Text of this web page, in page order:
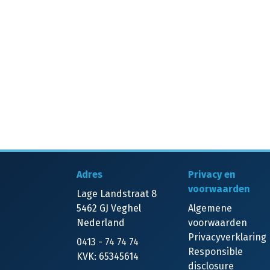
Adres
Lage Landstraat 8
5462 GJ Veghel
Nederland
0413 - 74 74 74
KVK: 65345614
Privacy en
voorwaarden
Algemene
voorwaarden
Privacyverklaring
Responsible
disclosure